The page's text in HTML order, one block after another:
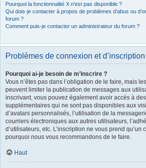
Pourquoi la fonctionnalité X n’est pas disponible ?
Qui dois-je contacter à propos de problèmes d’abus ou
forum ?
Comment puis-je contacter un administrateur du forum ?
Problèmes de connexion et d’inscription
Pourquoi ai-je besoin de m’inscrire ?
Vous n’êtes pas dans l’obligation de le faire, mais
peuvent limiter la publication de messages aux
inscrivant, vous pouvez également avoir accès à
supplémentaires qui ne sont pas disponibles aux
d’avatars personnalisés, l’utilisation de la
courriers électroniques aux autres utilisateurs,
d’utilisateurs, etc. L’inscription ne vous prend qu’un
pourquoi nous vous recommandons de le faire.
Haut